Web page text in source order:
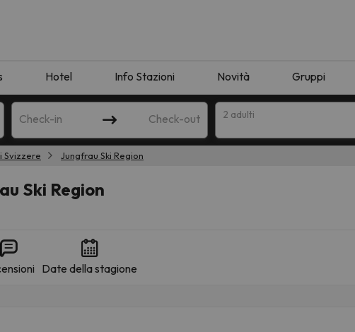
Hotel Info Stazioni Novità Gruppi
Check-in Check-out 2 adulti
Svizzere Jungfrau Ski Region
Ski Region
Date della stagione